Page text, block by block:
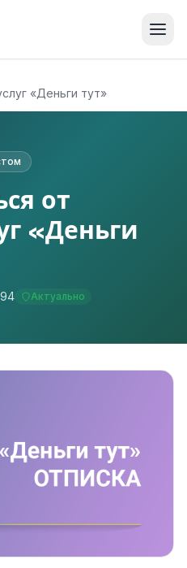
«Деньги тут»
от
«Деньги
Актуально